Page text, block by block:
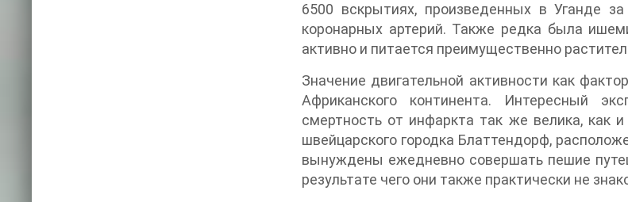
6500 вскрытиях, произведенных в Уганде
коронарных артерий. Также редка была
активно и питается преимущественно
Значение двигательной активности как
Африканского континента. Интересный
смертность от инфаркта так же велика, как
швейцарского городка Блаттендорф,
вынуждены ежедневно совершать пешие
результате чего они также практически не